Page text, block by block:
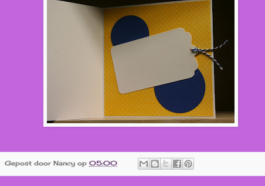
Gepost door Nancy op 05:00